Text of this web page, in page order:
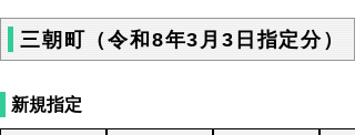
三朝町（令和8年3月3日指定分）
新規指定